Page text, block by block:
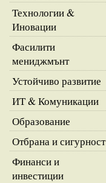
Технологии &
Иновации
Фасилити
мениджмънт
Устойчиво развитие
ИТ & Комуникации
Образование
Отбрана и сигурност
Финанси и
инвестиции